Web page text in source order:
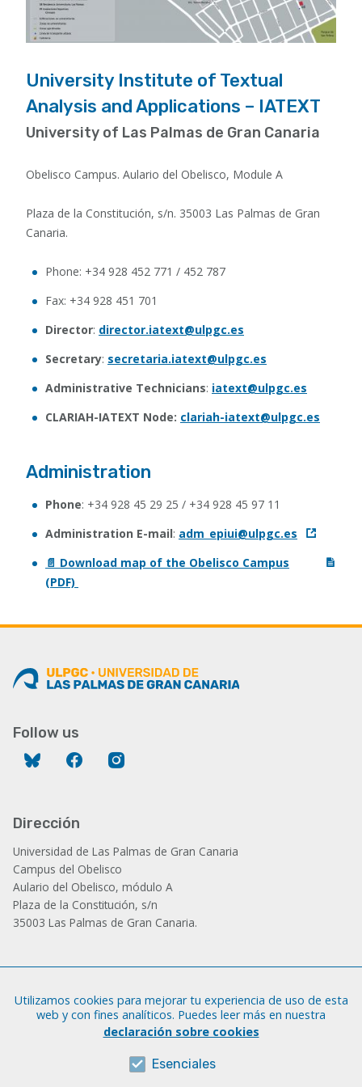
University Institute of Textual
Analysis and Applications – IATEXT
University of Las Palmas de Gran Canaria
Obelisco Campus. Aulario del Obelisco, Module A
Plaza de la Constitución, s/n. 35003 Las Palmas de Gran
Canaria.
Phone: +34 928 452 771 / 452 787
Fax: +34 928 451 701
Director: director.iatext@ulpgc.es
Secretary: secretaria.iatext@ulpgc.es
Administrative Technicians: iatext@ulpgc.es
CLARIAH-IATEXT Node: clariah-iatext@ulpgc.es
Administration
Phone: +34 928 45 29 25 / +34 928 45 97 11
Administration E-mail: adm_epiui@ulpgc.es
📄 Download map of the Obelisco Campus
(PDF)
Follow us
Bluesky Facebook
Dirección
Universidad de Las Palmas de Gran Canaria
Campus del Obelisco
Aulario del Obelisco, módulo A
Plaza de la Constitución, s/n
35003 Las Palmas de Gran Canaria.
Tfno.: +34 928 452 771 / 452 787
Fax: +34 928 451 701
Utilizamos cookies para mejorar tu experiencia de uso de esta
web y con fines analíticos. Puedes leer más en nuestra
declaración sobre cookies
Esenciales